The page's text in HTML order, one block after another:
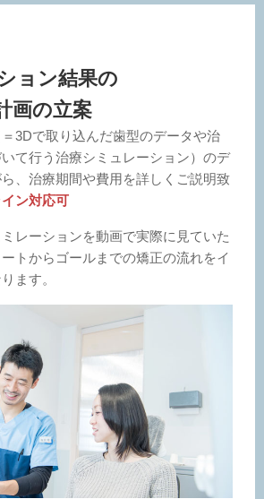
ョン結果の
画の立案
3Dで取り込んだ歯型のデータや治
て行う治療シミュレーション）のデ
、治療期間や費用を詳しくご説明致
ン対応可
レーションを動画で実際に見ていた
トからゴールまでの矯正の流れをイ
ます。